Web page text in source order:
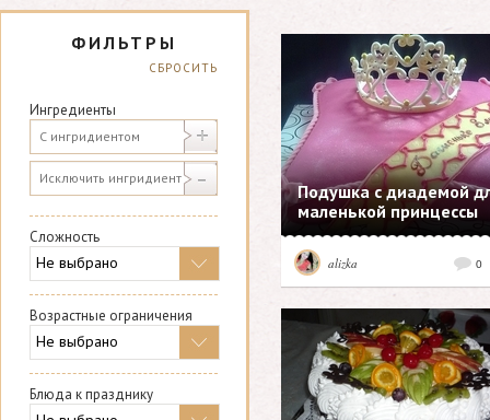
ФИЛЬТРЫ
СБРОСИТЬ
Ингредиенты
Сложность
Возрастные ограничения
Блюда к празднику
Подушка с диадемой
маленькой принцессы
0
alizka